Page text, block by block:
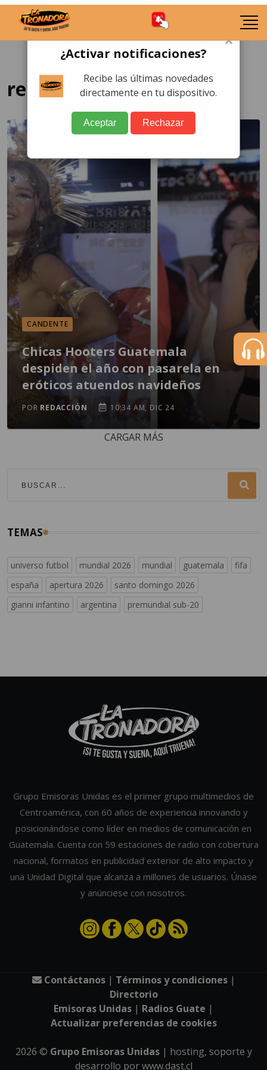
restaurante Hooters
CANDENTE
Chicas Hooters Guatemala
despiden el año con pasarela en
eróticos atuendos navideños
POR REDACCIÓN 10:34 AM, DIC 24
CARGAR MÁS
TEMAS
universo futbol mundial 2026 mundial guatemala
fifa
españa
apertura 2026
santo domingo 2026
gianni infantino
argentina premundial sub-20
Grupo Emisoras Unidas es el primer grupo multimedios de
Centroamérica, con 60 años de experiencia innovando y
posicionándose como líder en medios de comunicación en
Guatemala. Cuenta con 59 estaciones de radio con cobertura
nacional, formatos en publicidad exterior de alto impacto y
una Unidad Digital que alcanza a millones de usuarios. Únase
y anúnciese con nosotros.
Contáctanos| Términos y condiciones|
Directorio
Emisoras Unidas | Radios Guate |
Actualizar preferencias de cookies
2026 © Grupo Emisoras Unidas| hosting, soporte y
desarrollo porwww.dast.cl
×
¿Activar notificaciones?
Recibe las últimas novedades
directamente en tu dispositivo.
Aceptar Rechazar